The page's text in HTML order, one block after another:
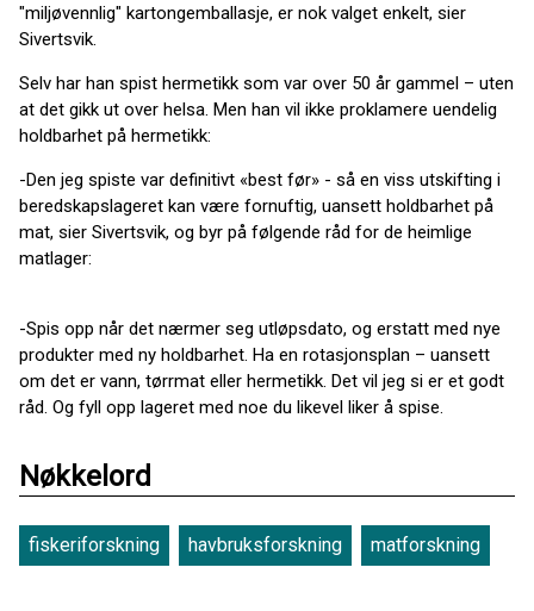
"miljøvennlig" kartongemballasje, er nok valget enkelt, sier
Sivertsvik.
Selv har han spist hermetikk som var over 50 år gammel – uten
at det gikk ut over helsa. Men han vil ikke proklamere uendelig
holdbarhet på hermetikk:
-Den jeg spiste var definitivt «best før» - så en viss utskifting i
beredskapslageret kan være fornuftig, uansett holdbarhet på
mat, sier Sivertsvik, og byr på følgende råd for de heimlige
matlager:
-Spis opp når det nærmer seg utløpsdato, og erstatt med nye
produkter med ny holdbarhet. Ha en rotasjonsplan – uansett
om det er vann, tørrmat eller hermetikk. Det vil jeg si er et godt
råd. Og fyll opp lageret med noe du likevel liker å spise.
Nøkkelord
fiskeriforskning havbruksforskning matforskning